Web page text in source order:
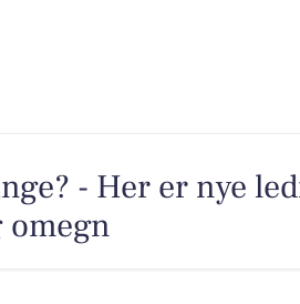
- Her er nye